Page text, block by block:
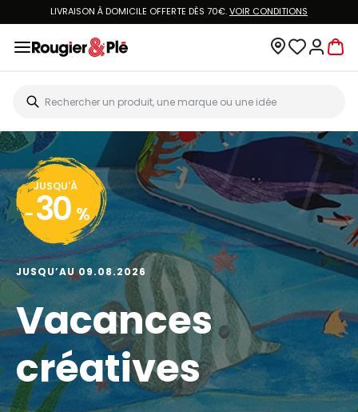
LIVRAISON À DOMICILE OFFERTE DÈS 70€.VOIR CONDITIONS
JUSQU'À
- 30 %
JUSQU’AU 09.08.2026
Vacances
créatives